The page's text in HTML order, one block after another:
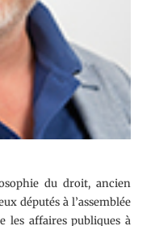
du droit, ancien
députés à l’assemblée
les affaires publiques à